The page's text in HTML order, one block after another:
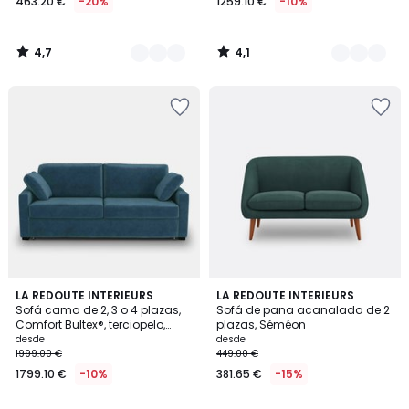
4,7
/
4,1
/
LA REDOUTE INTERIEURS
Sofá cama de 2, 3 o 4 plazas,
Comfort Bultex®, terciopelo,
TIMOR
desde
1999.00 €
1799.10 € -10%
3,8
/ 5
7
Colores
LA REDOUTE INTERIEURS
Sofá de pana acanalada de 2
plazas, Séméon
desde
449.00 €
381.65 € -15%
4,9
/ 5
3
Colores